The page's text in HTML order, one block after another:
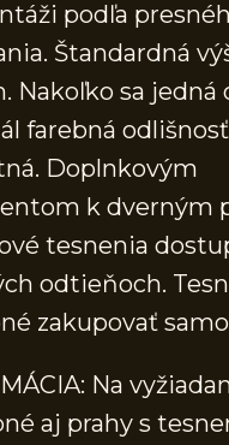
podľa
Štandardná
Nakoľko sa jedná
farebná
Doplnkovým
k dverným
tesnenia
odtieňoch.
zakupovať
Na
aj prahy s